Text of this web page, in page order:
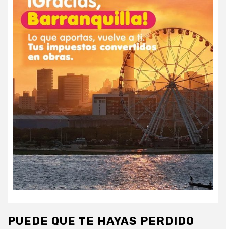
PUEDE QUE TE HAYAS PERDIDO